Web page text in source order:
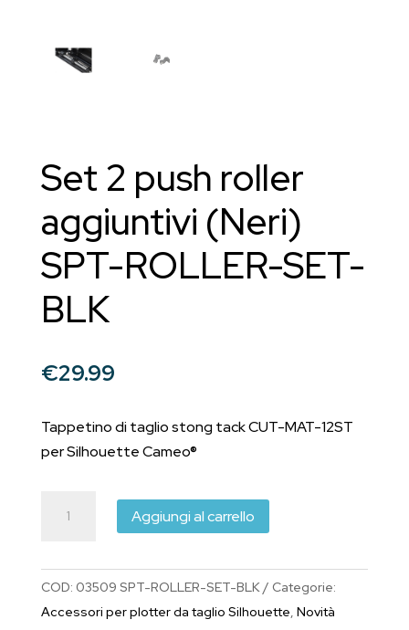
Set 2 push roller
aggiuntivi (Neri)
SPT-ROLLER-SET-
BLK
€29.99
Tappetino di taglio stong tack CUT-MAT-12ST
per Silhouette Cameo®
Aggiungi al carrello
COD: 03509 SPT-ROLLER-SET-BLK
Categorie:
Accessori per plotter da taglio Silhouette, Novità